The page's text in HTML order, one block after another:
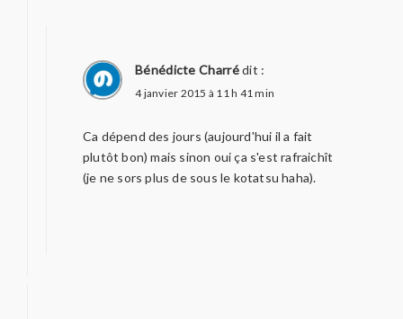
Bénédicte Charrédit :
4 janvier 2015 à 11 h 41 min
Ca dépend des jours (aujourd'hui il a fait
plutôt bon) mais sinon oui ça s'est rafraichît
(je ne sors plus de sous le kotatsu haha).